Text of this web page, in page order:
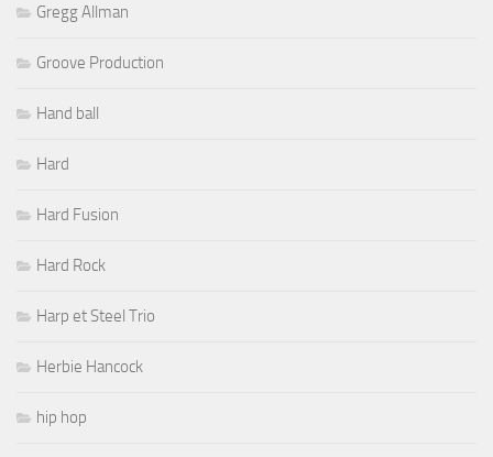
Gregg Allman
Groove Production
Hand ball
Hard
Hard Fusion
Hard Rock
Harp et Steel Trio
Herbie Hancock
hip hop